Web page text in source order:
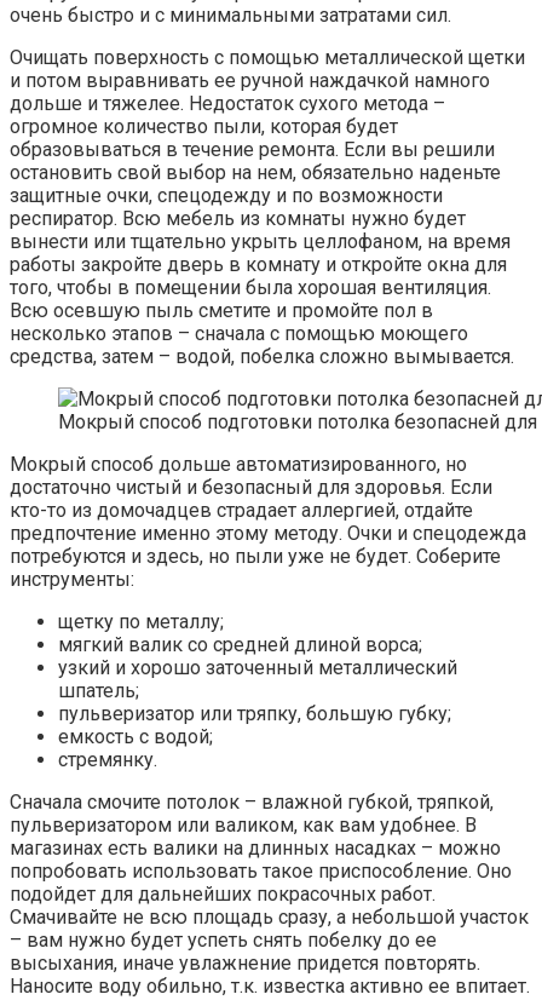
очень быстро и с минимальными затратами сил.
Очищать поверхность с помощью металлической щетки
и потом выравнивать ее ручной наждачкой намного
дольше и тяжелее. Недостаток сухого метода –
огромное количество пыли, которая будет
образовываться в течение ремонта. Если вы решили
остановить свой выбор на нем, обязательно наденьте
защитные очки, спецодежду и по возможности
респиратор. Всю мебель из комнаты нужно будет
вынести или тщательно укрыть целлофаном, на время
работы закройте дверь в комнату и откройте окна для
того, чтобы в помещении была хорошая вентиляция.
Всю осевшую пыль сметите и промойте пол в
несколько этапов – сначала с помощью моющего
средства, затем – водой, побелка сложно вымывается.
Мокрый способ подготовки потолка безопасней
Мокрый способ дольше автоматизированного, но
достаточно чистый и безопасный для здоровья. Если
кто-то из домочадцев страдает аллергией, отдайте
предпочтение именно этому методу. Очки и спецодежда
потребуются и здесь, но пыли уже не будет. Соберите
инструменты:
щетку по металлу;
мягкий валик со средней длиной ворса;
узкий и хорошо заточенный металлический
шпатель;
пульверизатор или тряпку, большую губку;
емкость с водой;
стремянку.
Сначала смочите потолок – влажной губкой, тряпкой,
пульверизатором или валиком, как вам удобнее. В
магазинах есть валики на длинных насадках – можно
попробовать использовать такое приспособление. Оно
подойдет для дальнейших покрасочных работ.
Смачивайте не всю площадь сразу, а небольшой участок
– вам нужно будет успеть снять побелку до ее
высыхания, иначе увлажнение придется повторять.
Наносите воду обильно, т.к. известка активно ее впитает.